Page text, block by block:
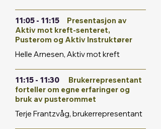
11:05 - 11:15
Presentasjon av
Aktiv mot kreft-senteret,
Pusterom og Aktiv Instruktører
Helle Arnesen, Aktiv mot kreft
11:15 - 11:30
Brukerrepresentant
forteller om egne erfaringer og
bruk av pusterommet
Terje Frantzvåg, brukerrepresentant